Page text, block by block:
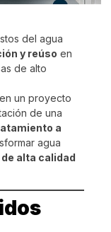
del agua
y reúso en
de alto
un proyecto
de una
a
agua
alta calidad